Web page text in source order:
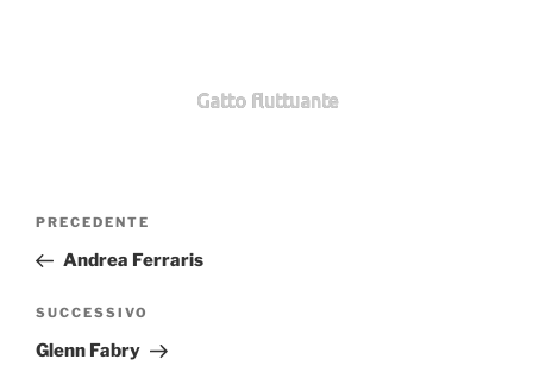
Gatto fluttuante
Navigazione
Articolo
precedente:
PRECEDENTE
Andrea Ferraris
Articolo
successivo
SUCCESSIVO
Glenn Fabry